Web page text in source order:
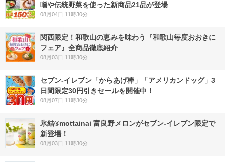
噌や伝統野菜を使った新商品21品が登場
08月04日 11時30分
関西限定！和歌山の恵みを味わう『和歌山毎度おおきに
フェア』全商品徹底紹介
08月03日 11時30分
セブン‐イレブン「からあげ棒」「アメリカンドッグ」3
日間限定30円引きセールを開催中！
08月07日 11時30分
氷結®mottainai 富良野メロンがセブン‐イレブン限定で
新登場！
08月03日 11時30分